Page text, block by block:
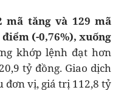
mã tăng và 129 mã
(-0,76%), xuống
khớp lệnh đạt hơn
tỷ đồng. Giao dịch
đơn vị, giá trị 112,8 tỷ